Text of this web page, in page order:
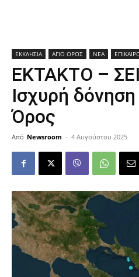
ΕΚΚΛΗΣΙΑ ΑΓΙΟ ΟΡΟΣ ΝΕΑ
ΕΚΤΑΚΤΟ –
Ισχυρή
Όρος
Από Newsroom - 4 Αυγούστου 2025